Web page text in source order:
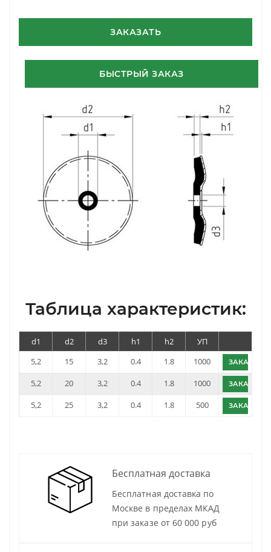
ЗАКАЗАТЬ
БЫСТРЫЙ ЗАКАЗ
Таблица характеристик:
d1 d2 d3 h1 h2
УП
5,2
15 3,2 0.4 1.8 1000 ЗАКАЗАТЬ
5,2 20 3,2 0.4 1.8 1000 ЗАКАЗАТЬ
5,2 25 3,2 0.4 1.8 500 ЗАКАЗАТЬ
Бесплатная доставка
Бесплатная доставка по
Москве в пределах МКАД
при заказе от 60 000 руб